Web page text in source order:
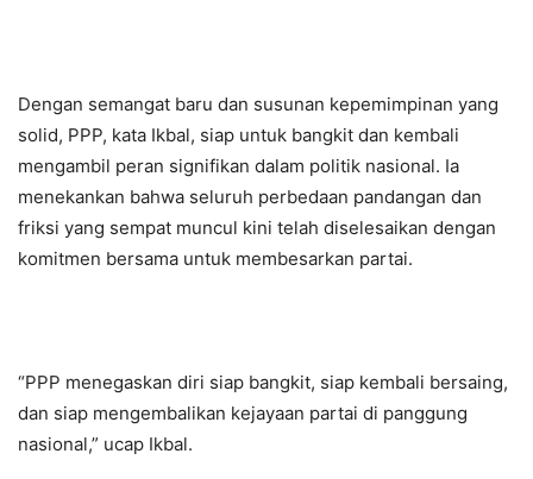
Dengan semangat baru dan susunan kepemimpinan yang
solid, PPP, kata Ikbal, siap untuk bangkit dan kembali
mengambil peran signifikan dalam politik nasional. Ia
menekankan bahwa seluruh perbedaan pandangan dan
friksi yang sempat muncul kini telah diselesaikan dengan
komitmen bersama untuk membesarkan partai.
“PPP menegaskan diri siap bangkit, siap kembali bersaing,
dan siap mengembalikan kejayaan partai di panggung
nasional,” ucap Ikbal.